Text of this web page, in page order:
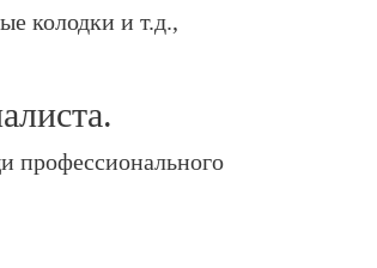
колодки и т.д.,
профессионального